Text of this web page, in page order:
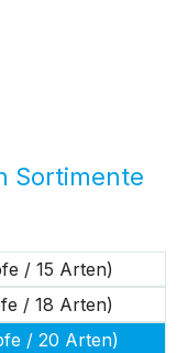
Sortimente
/ 15 Arten)
/ 18 Arten)
/ 20 Arten)